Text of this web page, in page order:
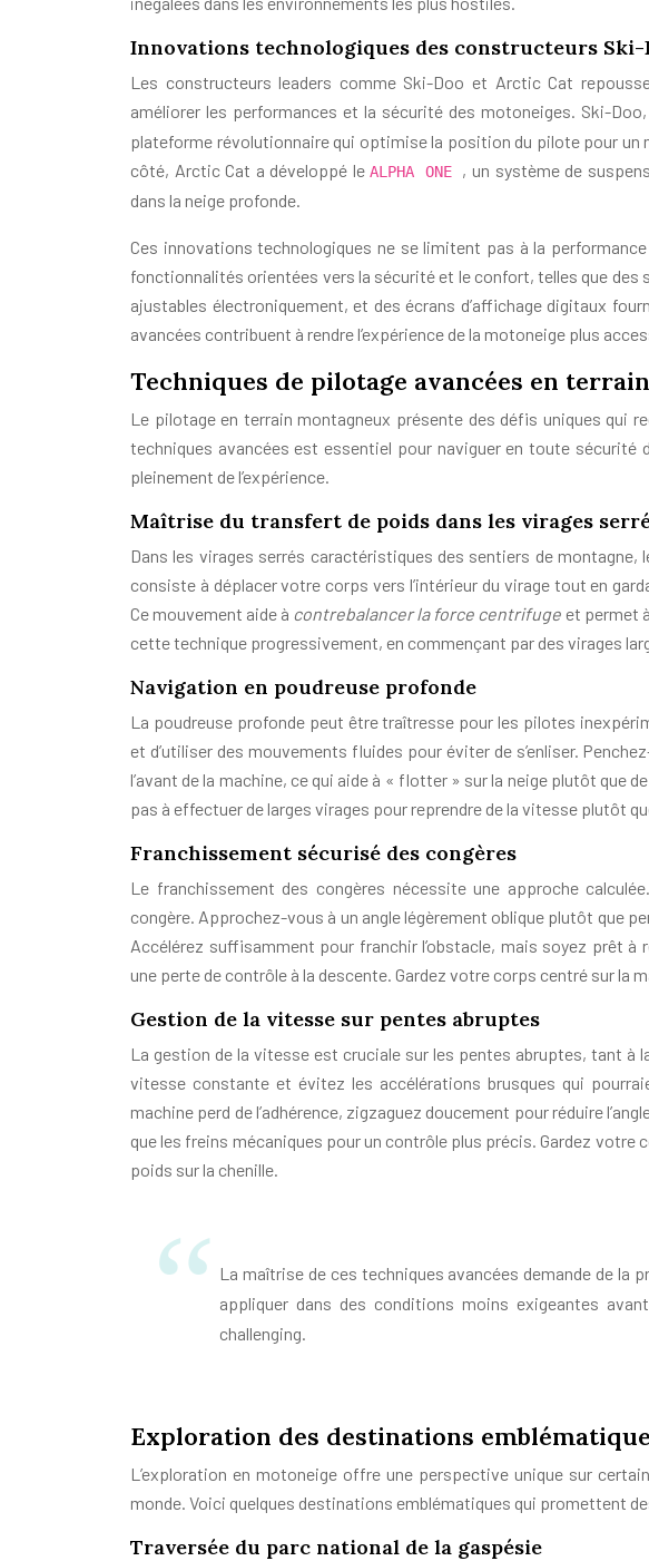
Innovations technologiques des constructeurs
Les constructeurs leaders comme Ski-Doo et Arctic Cat
améliorer les performances et la sécurité des motoneiges. Ski-
plateforme révolutionnaire qui optimise la position du pilote pour un
côté, Arctic Cat a développé leALPHA ONE , un système de
dans la neige profonde.
Ces innovations technologiques ne se limitent pas à la
fonctionnalités orientées vers la sécurité et le confort, telles que des
ajustables électroniquement, et des écrans d’affichage digitaux
avancées contribuent à rendre l’expérience de la motoneige plus
Techniques de pilotage avancées en
Le pilotage en terrain montagneux présente des défis uniques qui
techniques avancées est essentiel pour naviguer en toute
pleinement de l’expérience.
Maîtrise du transfert de poids dans les virages
Dans les virages serrés caractéristiques des sentiers de
consiste à déplacer votre corps vers l’intérieur du virage tout en
Ce mouvement aide à contrebalancer la force centrifuge et permet
cette technique progressivement, en commençant par des virages
Navigation en poudreuse profonde
La poudreuse profonde peut être traîtresse pour les pilotes
et d’utiliser des mouvements fluides pour éviter de s’enliser.
l’avant de la machine, ce qui aide à « flotter » sur la neige plutôt que
pas à effectuer de larges virages pour reprendre de la vitesse plutôt
Franchissement sécurisé des congères
Le franchissement des congères nécessite une approche
congère. Approchez-vous à un angle légèrement oblique plutôt que
Accélérez suffisamment pour franchir l’obstacle, mais soyez prêt à
une perte de contrôle à la descente. Gardez votre corps centré sur la
Gestion de la vitesse sur pentes abruptes
La gestion de la vitesse est cruciale sur les pentes abruptes, tant à
vitesse constante et évitez les accélérations brusques qui
machine perd de l’adhérence, zigzaguez doucement pour réduire
que les freins mécaniques pour un contrôle plus précis. Gardez votre
poids sur la chenille.
La maîtrise de ces techniques avancées demande de la
appliquer dans des conditions moins exigeantes
challenging.
Exploration des destinations
L’exploration en motoneige offre une perspective unique sur
monde. Voici quelques destinations emblématiques qui promettent
Traversée du parc national de la gaspésie